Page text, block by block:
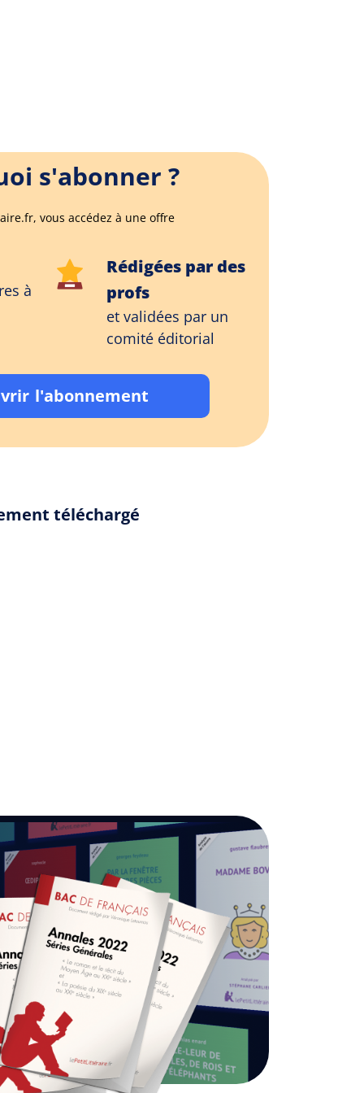
s'abonner ?
vous accédez à une offre
à
Rédigées par des
profs
et validées par un
comité éditorial
l'abonnement
téléchargé